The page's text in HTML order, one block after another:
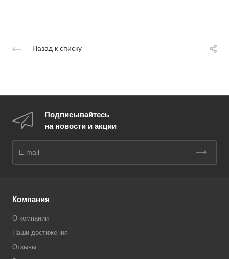
Назад к списку
Подписывайтесь
на новости и акции
Компания
О компании
Наши достижения
Отзывы